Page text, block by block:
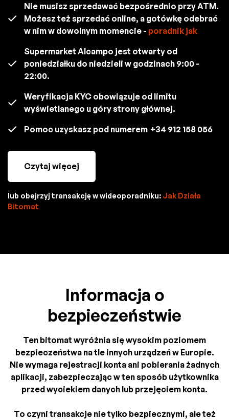
Nie musisz sprzedawać bezpośrednio przy ATM.
Możesz też sprzedać online, a gotówkę odebrać
w nim w dowolnym momencie - poradnik jak
Supermarket Alcampo jest otwarty od
poniedziałku do niedzieli w godzinach 9:00 -
22:00.
Weryfikacja KYC obowiązuje od limitu
wyświetlanego u góry strony głównej.
Pomoc uzyskasz pod numerem +34 912 158 056
Czytaj więcej
lub obejrzyj transakcję w wideoporadniku: Jak Działa
Bitomat
Informacja o
bezpieczeństwie
Ten bitomat wyróżnia się wysokim poziomem
bezpieczeństwa na tle innych urządzeń w Europie.
Nie wymaga rejestracji konta ani pobierania żadnych
aplikacji, zabezpieczając w ten sposób użytkownika
przed wyciekiem danych lub przejęciem konta.
To czyni transakcje nie tylko bezpiecznymi, ale też